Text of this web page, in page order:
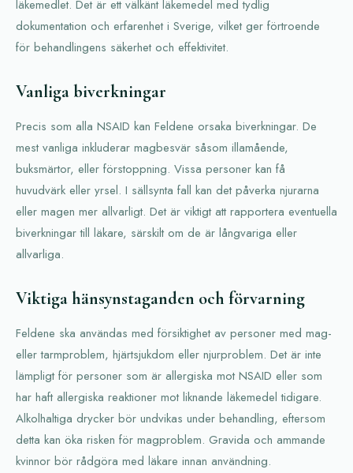
läkemedlet. Det är ett välkänt läkemedel med tydlig
dokumentation och erfarenhet i Sverige, vilket ger förtroende
för behandlingens säkerhet och effektivitet.
Vanliga biverkningar
Precis som alla NSAID kan Feldene orsaka biverkningar. De
mest vanliga inkluderar magbesvär såsom illamående,
buksmärtor, eller förstoppning. Vissa personer kan få
huvudvärk eller yrsel. I sällsynta fall kan det påverka njurarna
eller magen mer allvarligt. Det är viktigt att rapportera eventuella
biverkningar till läkare, särskilt om de är långvariga eller
allvarliga.
Viktiga hänsynstaganden och förvarning
Feldene ska användas med försiktighet av personer med mag-
eller tarmproblem, hjärtsjukdom eller njurproblem. Det är inte
lämpligt för personer som är allergiska mot NSAID eller som
har haft allergiska reaktioner mot liknande läkemedel tidigare.
Alkolhaltiga drycker bör undvikas under behandling, eftersom
detta kan öka risken för magproblem. Gravida och ammande
kvinnor bör rådgöra med läkare innan användning.